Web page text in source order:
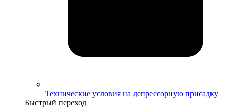
Технические условия на депрессорную присадку
Быстрый переход